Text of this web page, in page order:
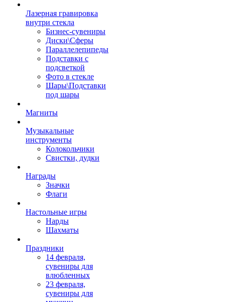
Лазерная гравировка
внутри стекла
Бизнес-сувениры
Диски\Сферы
Параллелепипеды
Подставки с
подсветкой
Фото в стекле
Шары\Подставки
под шары
Магниты
Музыкальные
инструменты
Колокольчики
Свистки, дудки
Награды
Значки
Флаги
Настольные игры
Нарды
Шахматы
Праздники
14 февраля,
сувениры для
влюбленных
23 февраля,
сувениры для